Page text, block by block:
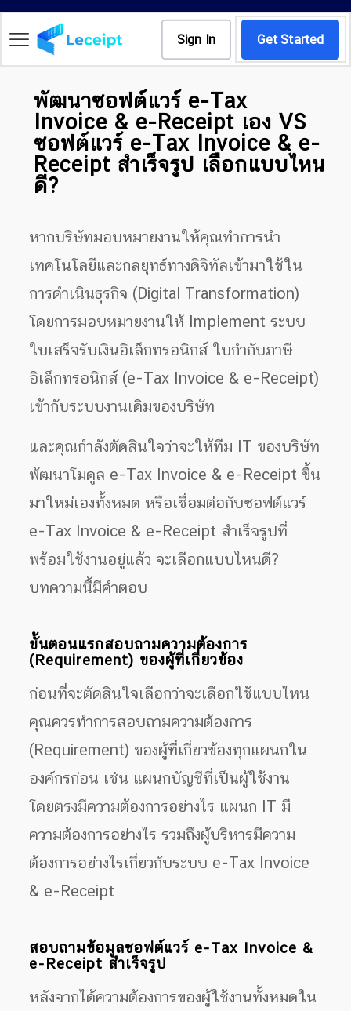
Sign In Get Started
พัฒนาซอฟต์แวร์ e-Tax
Invoice & e-Receipt เอง VS
ซอฟต์แวร์ e-Tax Invoice & e-
Receipt สำเร็จรูป เลือกแบบไหน
ดี?
หากบริษัทมอบหมายงานให้คุณทำการนำ
เทคโนโลยีและกลยุทธ์ทางดิจิทัลเข้ามาใช้ใน
การดำเนินธุรกิจ (Digital Transformation)
โดยการมอบหมายงานให้ Implement ระบบ
ใบเสร็จรับเงินอิเล็กทรอนิกส์ ใบกำกับภาษี
อิเล็กทรอนิกส์ (e-Tax Invoice & e-Receipt)
เข้ากับระบบงานเดิมของบริษัท
และคุณกำลังตัดสินใจว่าจะให้ทีม IT ของบริษัท
พัฒนาโมดูล e-Tax Invoice & e-Receipt ขึ้น
มาใหม่เองทั้งหมด หรือเชื่อมต่อกับซอฟต์แวร์
e-Tax Invoice & e-Receipt สำเร็จรูปที่
พร้อมใช้งานอยู่แล้ว จะเลือกแบบไหนดี?
บทความนี้มีคำตอบ
ขั้นตอนแรกสอบถามความต้องการ
(Requirement) ของผู้ที่เกี่ยวข้อง
ก่อนที่จะตัดสินใจเลือกว่าจะเลือกใช้แบบไหน
คุณควรทำการสอบถามความต้องการ
(Requirement) ของผู้ที่เกี่ยวข้องทุกแผนกใน
องค์กรก่อน เช่น แผนกบัญชีที่เป็นผู้ใช้งาน
โดยตรงมีความต้องการอย่างไร แผนก IT มี
ความต้องการอย่างไร รวมถึงผู้บริหารมีความ
ต้องการอย่างไรเกี่ยวกับระบบ e-Tax Invoice
& e-Receipt
สอบถามข้อมูลซอฟต์แวร์ e-Tax Invoice &
e-Receipt สำเร็จรูป
หลังจากได้ความต้องการของผู้ใช้งานทั้งหมดใน